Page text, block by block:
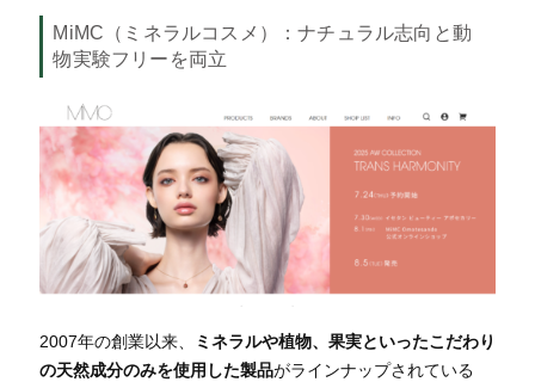
MiMC（ミネラルコスメ）
：ナチュラル志向と動
物実験フリーを両立
2007年の創業以来、
ミネラルや植物、果実といったこだわり
の天然成分のみを使用した製品がラインナップされている